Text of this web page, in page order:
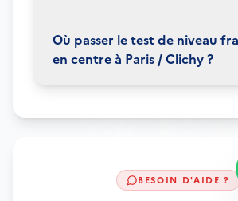
Où passer le test de niveau
en centre à Paris / Clichy ?
BESOIN D'AIDE ?